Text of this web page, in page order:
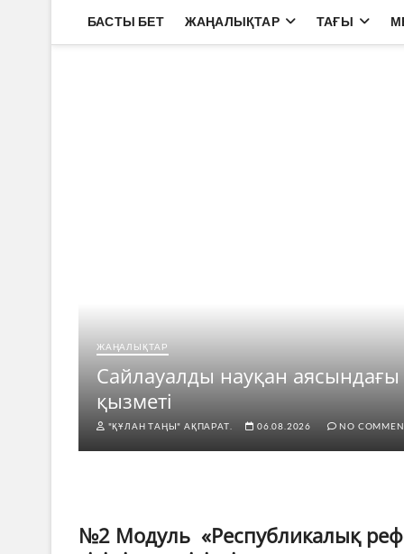
БАСТЫ БЕТ ЖАҢАЛЫҚТАР ТАҒЫ
ЖАҢАЛЫҚТАР
Сайлауалды науқан
қызметі
"ҚҰЛАН ТАҢЫ" АҚПАРАТ. 06.08.2026 NO
№2 Модуль «Республикалық